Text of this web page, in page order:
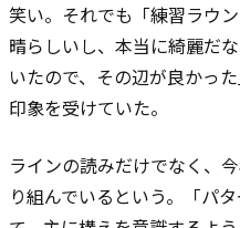
笑い。それでも「練習ラウ
晴らしいし、本当に綺麗だ
いたので、その辺が良かっ
印象を受けていた。
ラインの読みだけでなく、
り組んでいるという。「パ